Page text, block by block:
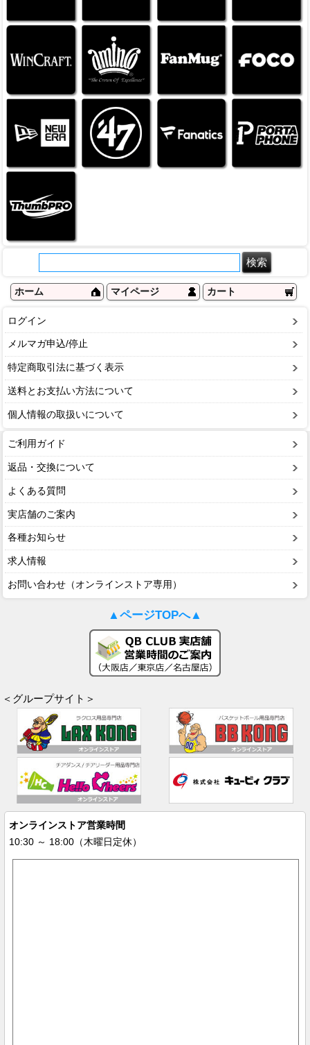
ホーム マイページ カート
ログイン
メルマガ申込/停止
特定商取引法に基づく表示
送料とお支払い方法について
個人情報の取扱いについて
ご利用ガイド
返品・交換について
よくある質問
実店舗のご案内
各種お知らせ
求人情報
お問い合わせ（オンラインストア専用）
▲ページTOPへ▲
＜グループサイト＞
オンラインストア営業時間
10:30 ～ 18:00（木曜日定休）